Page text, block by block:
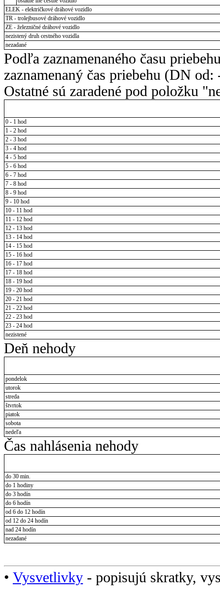
ELEK - električkové dráhové vozidlo
TR - trolejbusové dráhové vozidlo
ZE - železničné dráhové vozidlo
nezistený druh cestného vozidla
nezadané
Podľa zaznamenaného času
zaznamenaný čas priebehu (DN
Ostatné sú zaradené pod položku
0 - 1 hod
1 - 2 hod
2 - 3 hod
3 - 4 hod
4 - 5 hod
5 - 6 hod
6 - 7 hod
7 - 8 hod
8 - 9 hod
9 - 10 hod
10 - 11 hod
11 - 12 hod
12 - 13 hod
13 - 14 hod
14 - 15 hod
15 - 16 hod
16 - 17 hod
17 - 18 hod
18 - 19 hod
19 - 20 hod
20 - 21 hod
21 - 22 hod
22 - 23 hod
23 - 24 hod
nezistené
Deň nehody
pondelok
utorok
streda
štvrtok
piatok
sobota
nedeľa
Čas nahlásenia nehody
do 30 min.
do 1 hodiny
do 3 hodín
do 6 hodín
od 6 do 12 hodín
od 12 do 24 hodín
nad 24 hodín
nezadané
• Vysvetlivky - popisujú skratky,